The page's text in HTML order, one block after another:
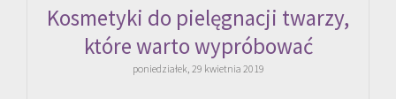
Kosmetyki do pielęgnacji twarzy,
które warto wypróbować
poniedziałek, 29 kwietnia 2019